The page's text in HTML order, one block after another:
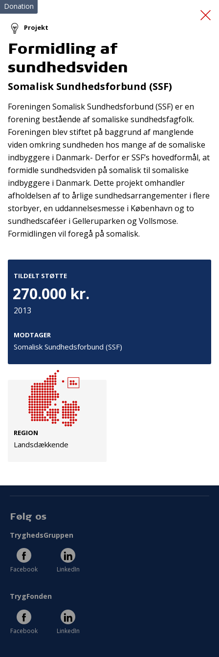
Bustur med kol-
patienter 2025
Donation
Projekt
Formidling af
sundhedsviden
Somalisk Sundhedsforbund (SSF)
Foreningen Somalisk Sundhedsforbund (SSF) er en
forening bestående af somaliske sundhedsfagfolk.
Foreningen blev stiftet på baggrund af manglende
viden omkring sundheden hos mange af de somaliske
indbyggere i Danmark- Derfor er SSF’s hovedformål, at
formidle sundhedsviden på somalisk til somaliske
indbyggere i Danmark. Dette projekt omhandler
afholdelsen af to årlige sundhedsarrangementer i flere
storbyer, en uddannelsesmesse i København og to
sundhedscaféer i Gelleruparken og Vollsmose.
Formidlingen vil foregå på somalisk.
TILDELT STØTTE
270.000 kr.
2013
MODTAGER
Somalisk Sundhedsforbund (SSF)
REGION
Landsdækkende
Tilmeld nyhedsbrev
De seneste nyheder om TrygFondens og TryghedsGruppens
aktiviteter direkte i din indbakke.
Tilmeld
T:45 26 08 00
info@trygfonden.dk
TryghedsGruppen
T:45 26 08 26
Fakturering
Kontakt os
Presse
Cookies
Følg os
TryghedsGruppen
Facebook LinkedIn
TrygFonden
Facebook LinkedIn